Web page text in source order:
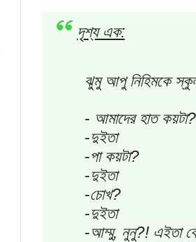
দৃশ্য এক:
ঝুমু আপু নিহিমকে
- আমাদের হাত কয়টা?
-দুইতা
-পা কয়টা?
-দুইতা
-চোখ?
-দুইতা
-আম্মু, নুনু?! এইতা